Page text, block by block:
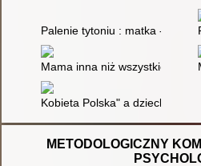
Palenie tytoniu : matka - ciąża
Mama inna niż wszystkie, czyli
Kobieta Polska" a dziecko :
METODOLOGICZNY